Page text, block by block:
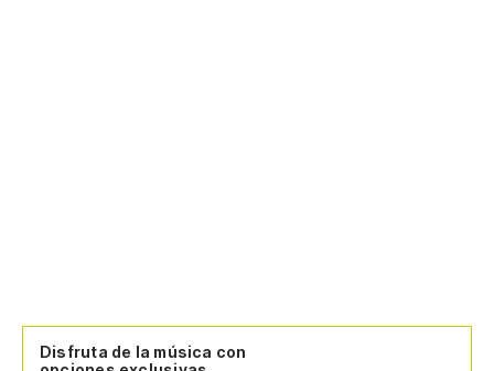
Disfruta de la música con